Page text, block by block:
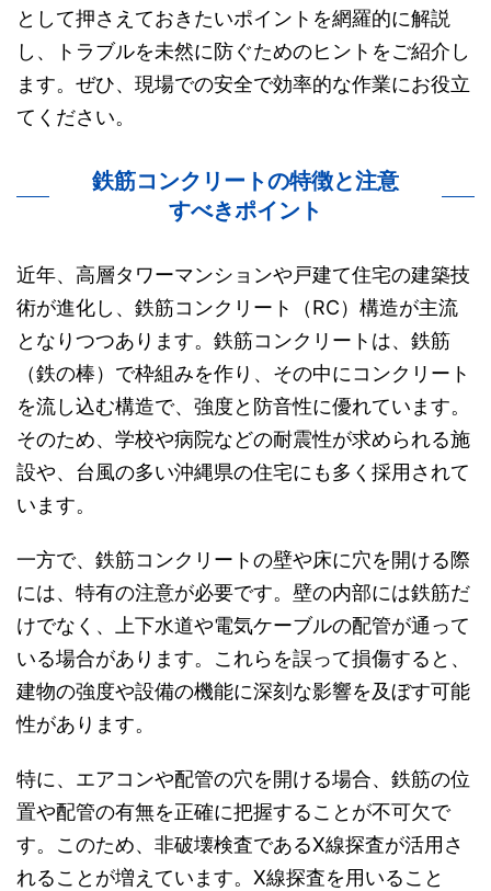
として押さえておきたいポイントを網羅的に解説
し、トラブルを未然に防ぐためのヒントをご紹介し
ます。ぜひ、現場での安全で効率的な作業にお役立
てください。
鉄筋コンクリートの特徴と注意
すべきポイント
近年、高層タワーマンションや戸建て住宅の建築技
術が進化し、鉄筋コンクリート（RC）構造が主流
となりつつあります。鉄筋コンクリートは、鉄筋
（鉄の棒）で枠組みを作り、その中にコンクリート
を流し込む構造で、強度と防音性に優れています。
そのため、学校や病院などの耐震性が求められる施
設や、台風の多い沖縄県の住宅にも多く採用されて
います。
一方で、鉄筋コンクリートの壁や床に穴を開ける際
には、特有の注意が必要です。壁の内部には鉄筋だ
けでなく、上下水道や電気ケーブルの配管が通って
いる場合があります。これらを誤って損傷すると、
建物の強度や設備の機能に深刻な影響を及ぼす可能
性があります。
特に、エアコンや配管の穴を開ける場合、鉄筋の位
置や配管の有無を正確に把握することが不可欠で
す。このため、非破壊検査であるX線探査が活用さ
れることが増えています。X線探査を用いること